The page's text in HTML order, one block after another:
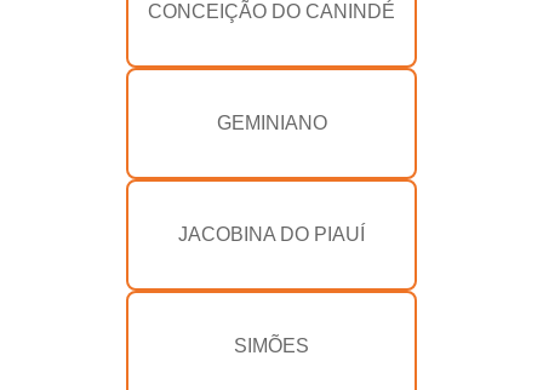
CONCEIÇÃO DO CANINDÉ
GEMINIANO
JACOBINA DO PIAUÍ
SIMÕES